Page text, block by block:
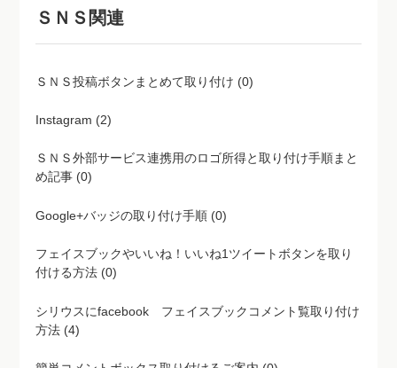
ＳＮＳ関連
ＳＮＳ投稿ボタンまとめて取り付け (0)
Instagram (2)
ＳＮＳ外部サービス連携用のロゴ所得と取り付け手順まと
め記事 (0)
Google+バッジの取り付け手順 (0)
フェイスブックやいいね！いいね1ツイートボタンを取り
付ける方法 (0)
シリウスにfacebook フェイスブックコメント覧取り付け
方法 (4)